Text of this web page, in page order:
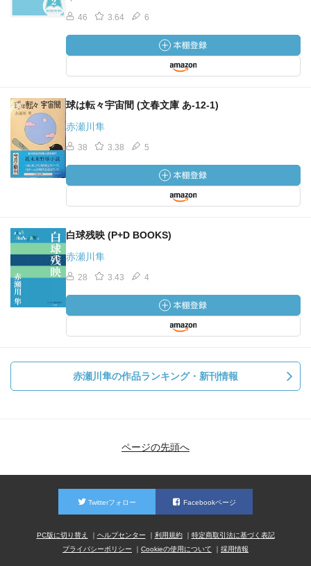
46 3.64 6
球は転々宇宙間 (文春文庫 あ-12-1)
赤瀬川隼
38 3.38 5
白球残映 (P+D BOOKS)
赤瀬川隼
28 3.43 4
赤瀬川隼の作品ランキング・新刊情報
ページの先頭へ
Twitterフォロー Facebookページ
PC版に切り替え ヘルプセンター 利用規約
特定商取引法に基づく表記
プライバシーポリシー
Cookieの使用について 採用情報